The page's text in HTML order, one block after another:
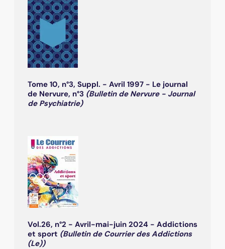
Tome 10, n°3, Suppl. - Avril 1997 - Le journal
de Nervure, n°3 (Bulletin de Nervure - Journal
de Psychiatrie)
Vol.26, n°2 - Avril-mai-juin 2024 - Addictions
et sport (Bulletin de Courrier des Addictions
(Le))